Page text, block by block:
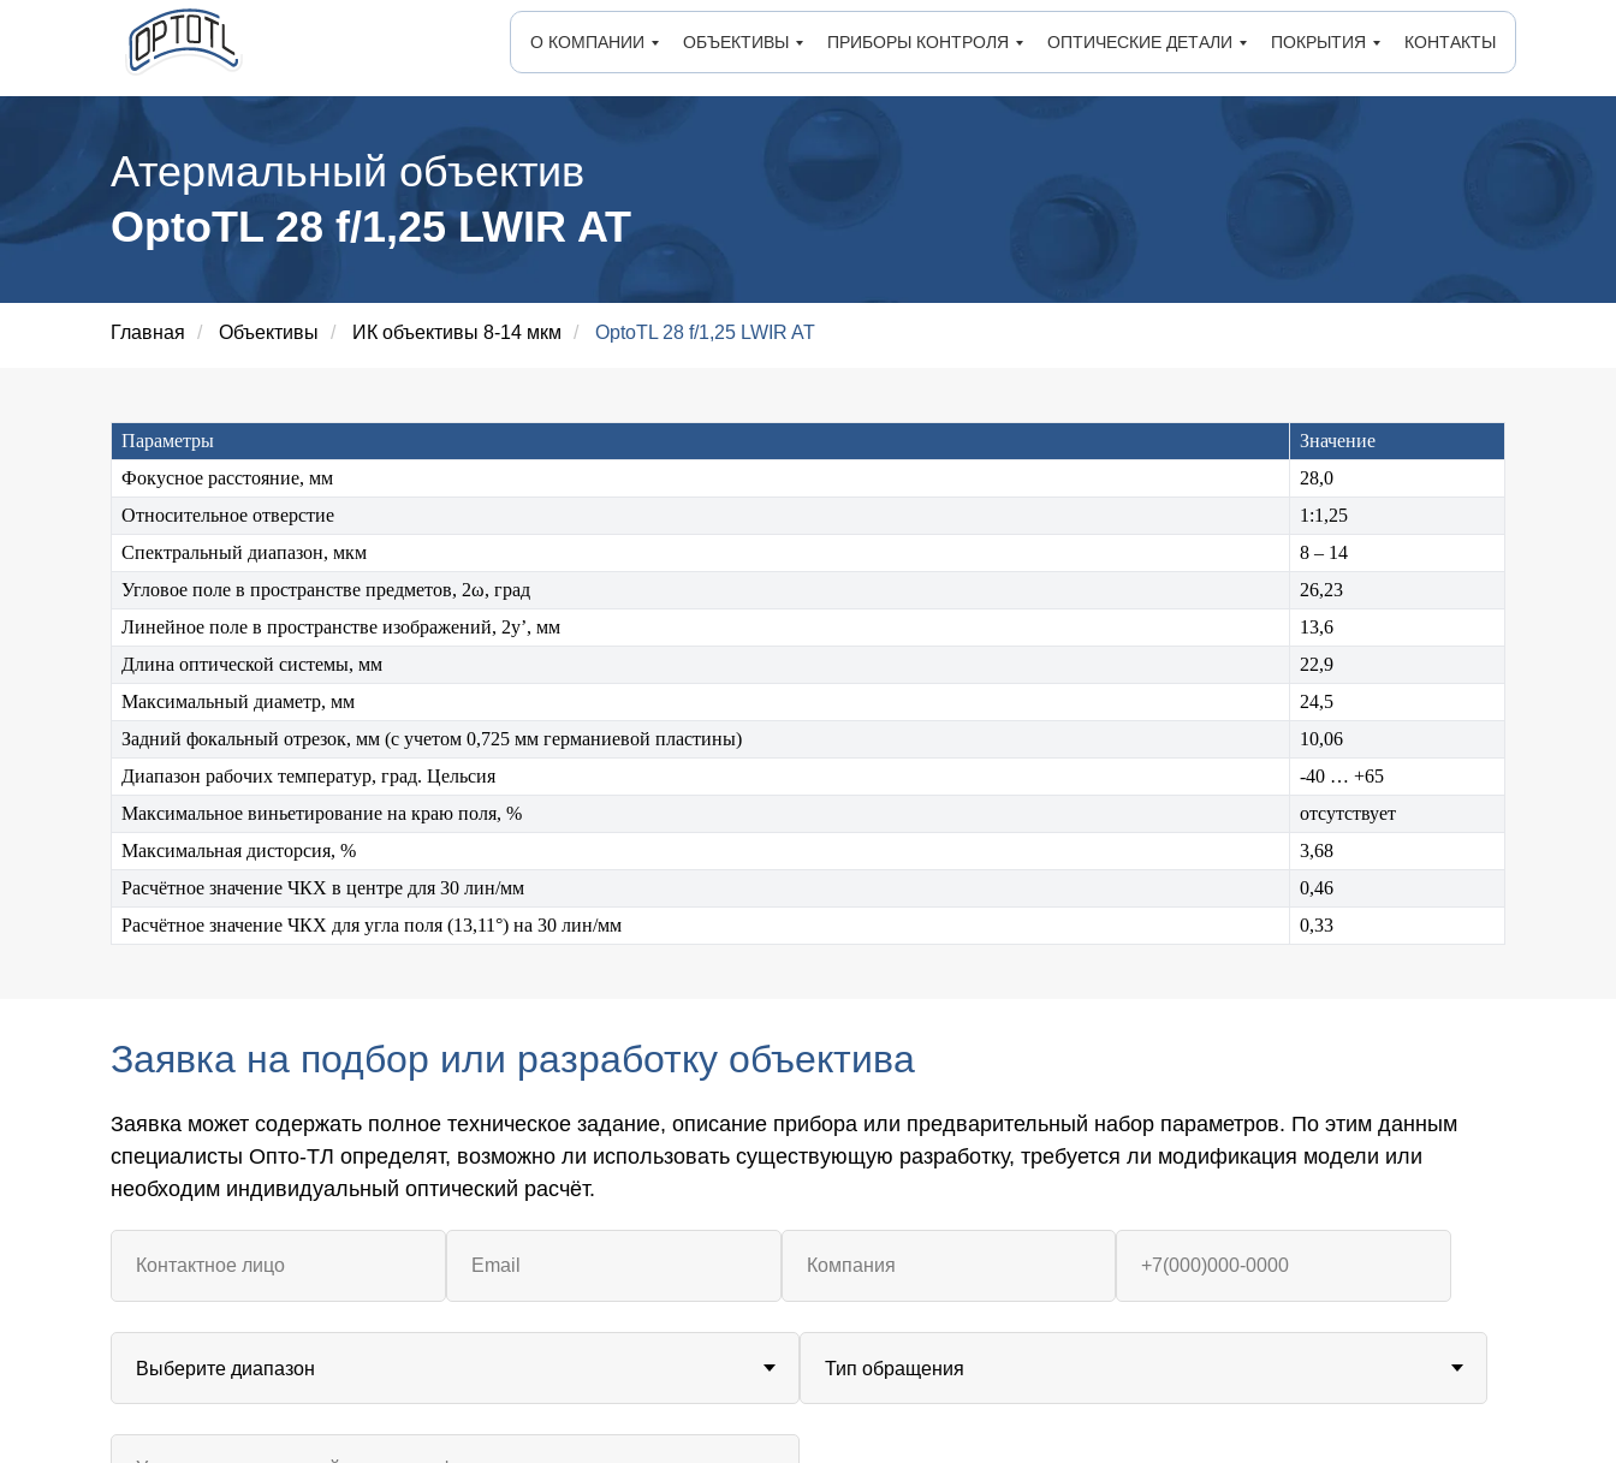
О КОМПАНИИ ОБЪЕКТИВЫ ПРИБОРЫ КОНТРОЛЯ ОПТИЧЕСКИЕ ДЕТАЛИ ПОКРЫТИЯ КОНТАКТЫ
Атермальный объектив
OptoTL 28 f/1,25 LWIR AT
Главная / Объективы / ИК объективы 8-14 мкм / OptoTL 28 f/1,25 LWIR AT
Параметры
Значение
Фокусное расстояние, мм
28,0
Относительное отверстие
1:1,25
Спектральный диапазон, мкм
8 – 14
Угловое поле в пространстве предметов, 2ω, град
26,23
Линейное поле в пространстве изображений, 2y’, мм
13,6
Длина оптической системы, мм
22,9
Максимальный диаметр, мм
24,5
Задний фокальный отрезок, мм (с учетом 0,725 мм германиевой пластины)
10,06
Диапазон рабочих температур, град. Цельсия
-40 … +65
Максимальное виньетирование на краю поля, %
отсутствует
Максимальная дисторсия, %
3,68
Расчётное значение ЧКХ в центре для 30 лин/мм
0,46
Расчётное значение ЧКХ для угла поля (13,11°) на 30 лин/мм
0,33
Заявка на подбор или разработку объектива
Заявка может содержать полное техническое задание, описание прибора или предварительный набор параметров. По этим данным
специалисты Опто-ТЛ определят, возможно ли использовать существующую разработку, требуется ли модификация модели или
необходим индивидуальный оптический расчёт.